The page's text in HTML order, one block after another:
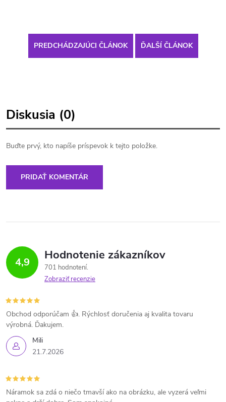
PREDCHÁDZAJÚCI ČLÁNOK ĎALŠÍ ČLÁNOK
Diskusia (0)
Buďte prvý, kto napíše príspevok k tejto položke.
PRIDAŤ KOMENTÁR
4,9 Hodnotenie zákazníkov
701 hodnotení
Zobraziť recenzie
Mili
21.7.2026
Obchod odporúčam 👍. Rýchlosť doručenia aj kvalita tovaru
výrobná. Ďakujem.
Náramok sa zdá o niečo tmavší ako na obrázku, ale vyzerá veľmi